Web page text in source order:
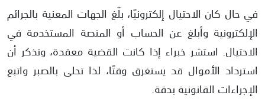
في حال كان الاحتيال إلكترونيًا، بلّغ الجهات المعنية بالجرائم
الإلكترونية وأبلغ عن الحساب أو المنصة المستخدمة في
الاحتيال. استشر خبراء إذا كانت القضية معقدة، وتذكر أن
استرداد الأموال قد يستغرق وقتًا، لذا تحلى بالصبر واتبع
الإجراءات القانونية بدقة.